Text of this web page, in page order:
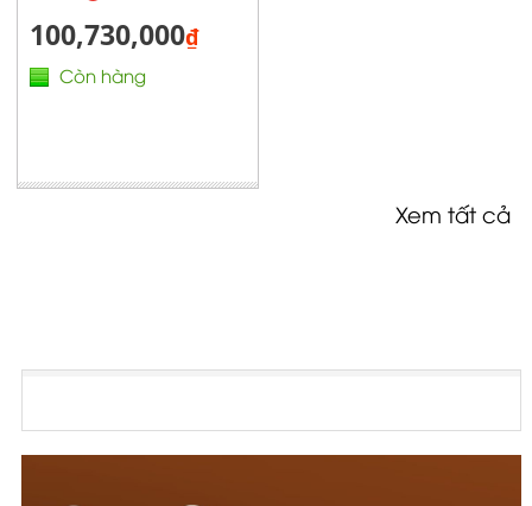
100,730,000₫
Còn hàng
Xem tất cả